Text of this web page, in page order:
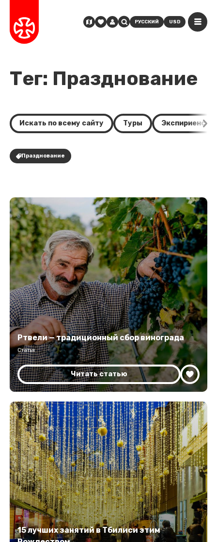
РУССКИЙ USD
Тег: Празднование
Искать по всему сайту Туры Экспириенсы
Празднование
Ртвели — традиционный сбор винограда
Статья
Читать статью
15 лучших занятий в Тбилиси этим